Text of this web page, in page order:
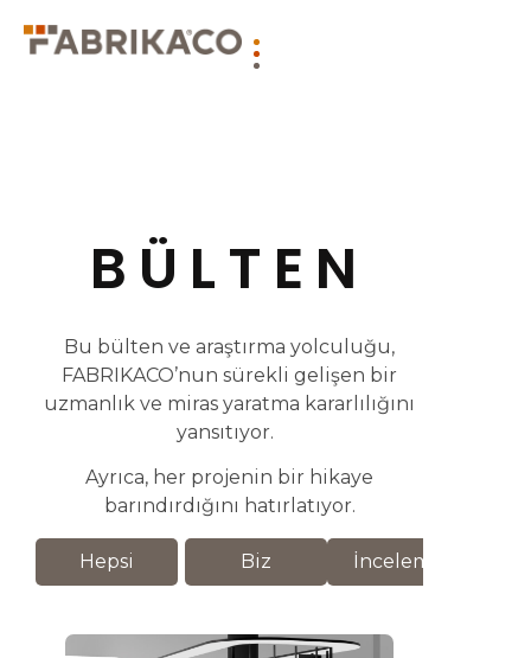
BÜLTEN
Bu bülten ve araştırma yolculuğu,
FABRIKACO’nun sürekli gelişen bir
uzmanlık ve miras yaratma kararlılığını
yansıtıyor.
Ayrıca, her projenin bir hikaye
barındırdığını hatırlatıyor.
Hepsi Biz İnceleme